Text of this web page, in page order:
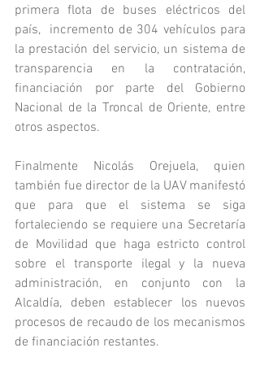
primera flota de buses eléctricos del
país,  incremento de 304 vehículos para
la prestación del servicio, un sistema de
transparencia en la contratación,
financiación por parte del Gobierno
Nacional de la Troncal de Oriente, entre
otros aspectos.
Finalmente Nicolás Orejuela, quien
también fue director de la UAV manifestó
que para que el sistema se siga
fortaleciendo se requiere una Secretaría
de Movilidad que haga estricto control
sobre el transporte ilegal y la nueva
administración, en conjunto con la
Alcaldía, deben establecer los nuevos
procesos de recaudo de los mecanismos
de financiación restantes.